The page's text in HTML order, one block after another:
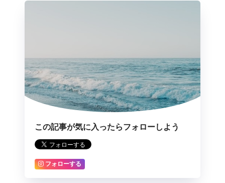
この記事が気に入ったらフォローしよう
フォローする